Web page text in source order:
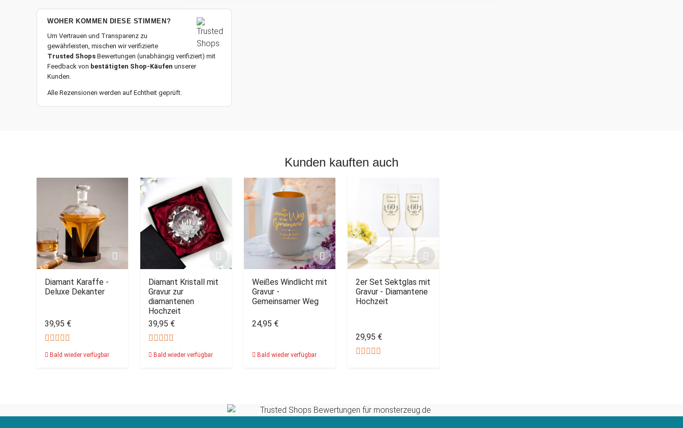
WOHER KOMMEN DIESE STIMMEN?
Um Vertrauen und Transparenz zu
gewährleisten, mischen wir verifizierte
Trusted Shops Bewertungen (unabhängig verifiziert) mit
Feedback von bestätigten Shop-Käufen unserer
Kunden.
Alle Rezensionen werden auf Echtheit geprüft.
Kunden kauften auch
Diamant Karaffe -
Deluxe Dekanter
39,95 €
Bald wieder verfügbar
Diamant Kristall mit
Gravur zur
diamantenen
Hochzeit
39,95 €
Bald wieder verfügbar
Weißes Windlicht mit
Gravur -
Gemeinsamer Weg
24,95 €
Bald wieder verfügbar
2er Set Sektglas mit
Gravur - Diamantene
Hochzeit
29,95 €